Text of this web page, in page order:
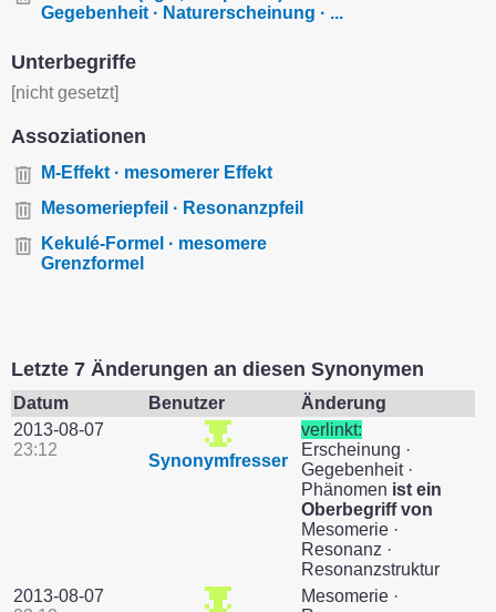
Gegebenheit · Naturerscheinung · ...
Unterbegriffe
[nicht gesetzt]
Assoziationen
M-Effekt · mesomerer Effekt
Mesomeriepfeil · Resonanzpfeil
Kekulé-Formel · mesomere
Grenzformel
Letzte 7 Änderungen an diesen Synonymen
Datum Benutzer
Änderung
2013-08-07
23:12
Synonymfresser
verlinkt:
Erscheinung ·
Gegebenheit ·
Phänomen ist ein
Oberbegriff von
Mesomerie ·
Resonanz ·
Resonanzstruktur
2013-08-07
Mesomerie ·